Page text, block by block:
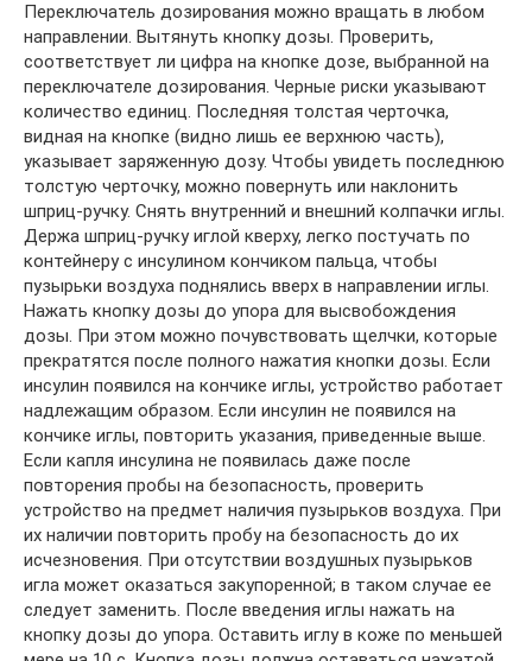
Переключатель дозирования можно вращать в любом
направлении. Вытянуть кнопку дозы. Проверить,
соответствует ли цифра на кнопке дозе, выбранной на
переключателе дозирования. Черные риски указывают
количество единиц. Последняя толстая черточка,
видная на кнопке (видно лишь ее верхнюю часть),
указывает заряженную дозу. Чтобы увидеть последнюю
толстую черточку, можно повернуть или наклонить
шприц-ручку. Снять внутренний и внешний колпачки иглы.
Держа шприц-ручку иглой кверху, легко постучать по
контейнеру с инсулином кончиком пальца, чтобы
пузырьки воздуха поднялись вверх в направлении иглы.
Нажать кнопку дозы до упора для высвобождения
дозы. При этом можно почувствовать щелчки, которые
прекратятся после полного нажатия кнопки дозы. Если
инсулин появился на кончике иглы, устройство работает
надлежащим образом. Если инсулин не появился на
кончике иглы, повторить указания, приведенные выше.
Если капля инсулина не появилась даже после
повторения пробы на безопасность, проверить
устройство на предмет наличия пузырьков воздуха. При
их наличии повторить пробу на безопасность до их
исчезновения. При отсутствии воздушных пузырьков
игла может оказаться закупоренной; в таком случае ее
следует заменить. После введения иглы нажать на
кнопку дозы до упора. Оставить иглу в коже по меньшей